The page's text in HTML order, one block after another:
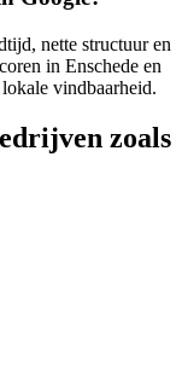
nette structuur en
in Enschede en
vindbaarheid.
zoals